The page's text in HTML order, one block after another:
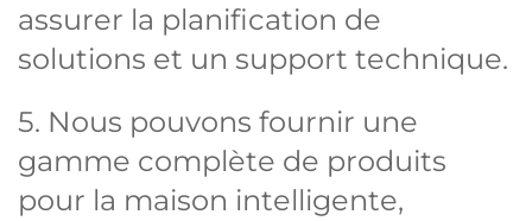
assurer la planification de
solutions et un support technique.
5. Nous pouvons fournir une
gamme complète de produits
pour la maison intelligente,